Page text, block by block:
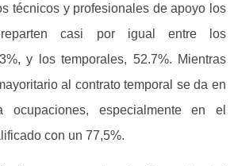
técnicos y profesionales de apoyo los
casi por igual entre los
y los temporales, 52.7%. Mientras
al contrato temporal se da en
especialmente en el
con un 77,5%.